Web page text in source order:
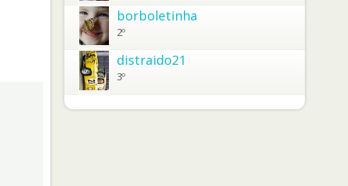
borboletinha
2º
distraido21
3º